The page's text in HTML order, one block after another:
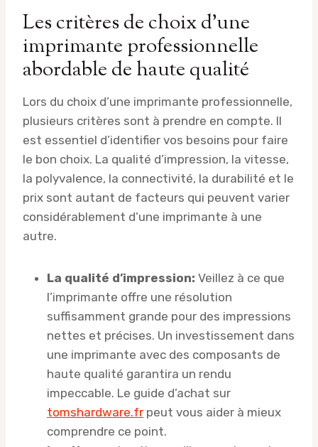
Les critères de choix d’une
imprimante professionnelle
abordable de haute qualité
Lors du choix d’une imprimante professionnelle,
plusieurs critères sont à prendre en compte. Il
est essentiel d’identifier vos besoins pour faire
le bon choix. La qualité d’impression, la vitesse,
la polyvalence, la connectivité, la durabilité et le
prix sont autant de facteurs qui peuvent varier
considérablement d’une imprimante à une
autre.
La qualité d’impression: Veillez à ce que
l’imprimante offre une résolution
suffisamment grande pour des impressions
nettes et précises. Un investissement dans
une imprimante avec des composants de
haute qualité garantira un rendu
impeccable. Le guide d’achat sur
tomshardware.fr peut vous aider à mieux
comprendre ce point.